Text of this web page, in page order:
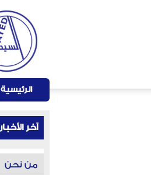
الرئيسية
آخر الأخبار
من نحن